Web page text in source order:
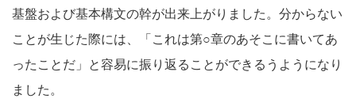
基盤および基本構文の幹が出来上がりました。分からない
ことが生じた際には、「これは第○章のあそこに書いてあ
ったことだ」と容易に振り返ることができるうようになり
ました。